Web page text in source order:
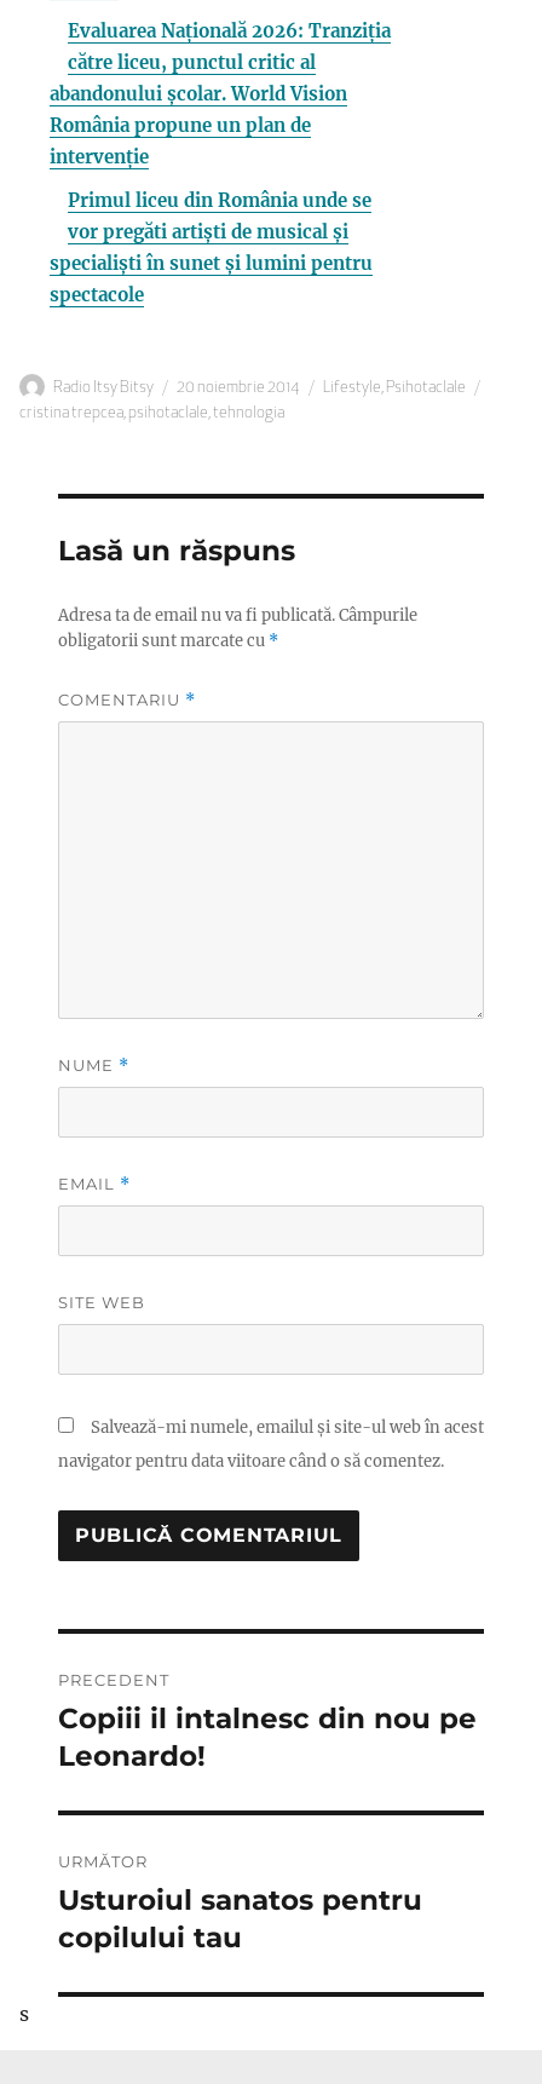
Evaluarea Națională 2026: Tranziția
către liceu, punctul critic al
abandonului școlar. World Vision
România propune un plan de
intervenție
Primul liceu din România unde se
vor pregăti artiști de musical și
specialiști în sunet și lumini pentru
spectacole
Autor
Radio Itsy Bitsy
Publicat
pe
20 noiembrie 2014 Categorii
Lifestyle, Psihotaclale
cristina trepcea, psihotaclale,tehnologia
Lasă un răspuns
Adresa ta de email nu va fi publicată.Câmpurile
obligatorii sunt marcate cu *
COMENTARIU *
NUME *
EMAIL *
SITE WEB
Salvează-mi numele, emailul și site-ul web în acest
navigator pentru data viitoare când o să comentez.
în
articole
PRECEDENT
Articolul
anterior:
Copiii il intalnesc din nou pe
Leonardo!
URMĂTOR
Articolul
următor:
Usturoiul sanatos pentru
copilului tau
s